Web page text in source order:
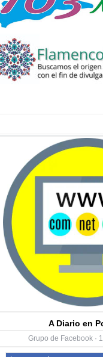
A Diario en
Grupo de Facebook ·